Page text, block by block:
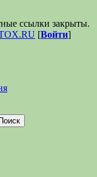
ссылки закрыты.
[Войти]